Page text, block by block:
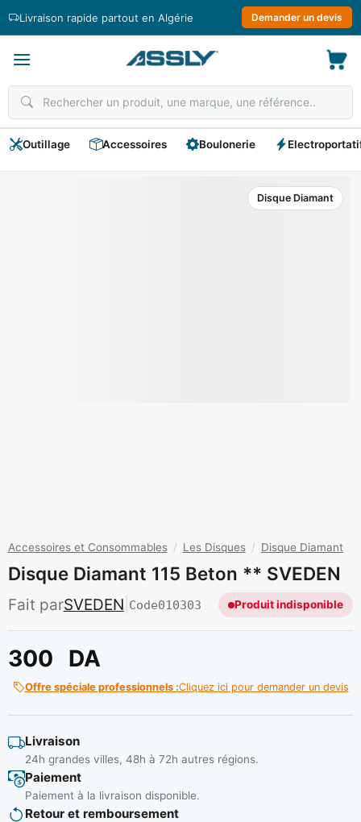
Livraison rapide partout en Algérie Demander un devis
Outillage Accessoires Boulonerie
Disque Diamant
Accessoires et Consommables / Les Disques / Disque Diamant
Disque Diamant 115 Beton ** SVEDEN
Fait parSVEDEN Code010303 Produit indisponible
300 DA
Offre spéciale professionnels :Cliquez ici pour demander un devis
Livraison
24h grandes villes, 48h à 72h autres régions.
Paiement
Paiement à la livraison disponible.
Retour et remboursement